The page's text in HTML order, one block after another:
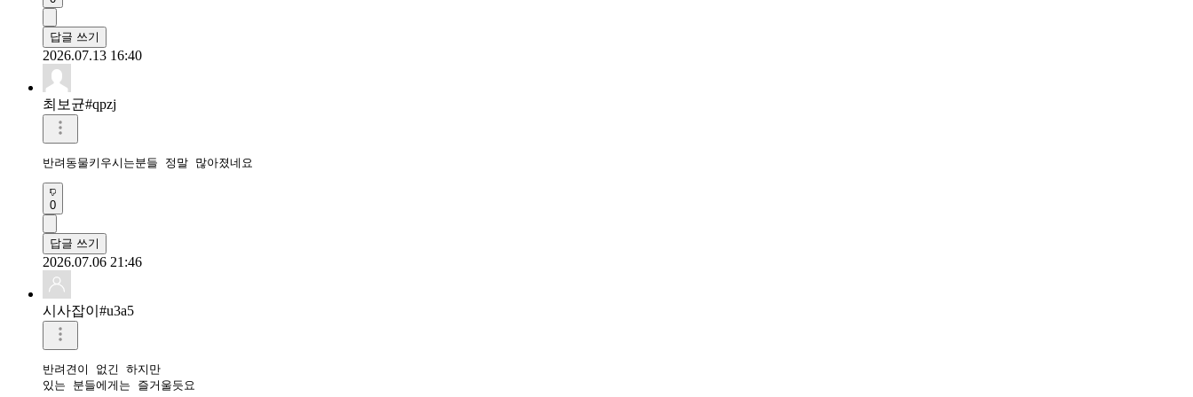
답글 쓰기
2026.07.13 16:40
최보균#qpzj
반려동물키우시는분들 정말 많아졌네요
0
답글 쓰기
2026.07.06 21:46
시사잡이#u3a5
반려견이 없긴 하지만
있는 분들에게는 즐거울듯요